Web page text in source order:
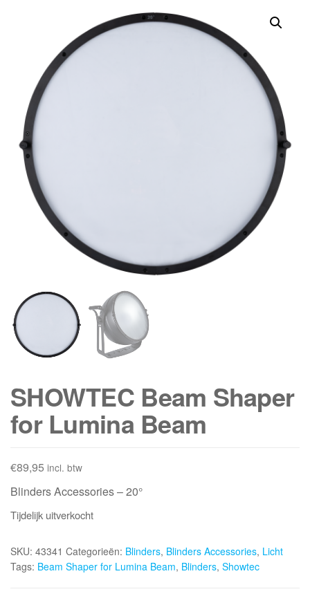
SHOWTEC Beam Shaper
for Lumina Beam
€89,95 incl. btw
Blinders Accessories – 20°
Tijdelijk uitverkocht
SKU: 43341 Categorieën: Blinders, Blinders Accessories, Licht
Tags: Beam Shaper for Lumina Beam, Blinders, Showtec